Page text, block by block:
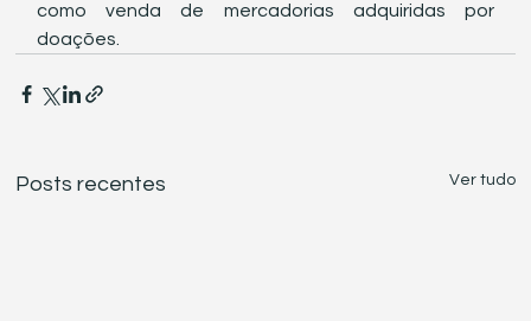
como venda de mercadorias adquiridas por
doações.
Posts recentes Ver tudo